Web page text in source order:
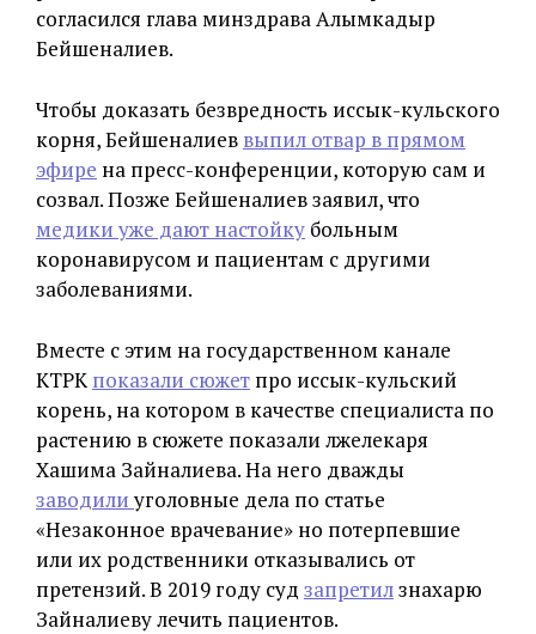
согласился глава минздрава Алымкадыр
Бейшеналиев.
Чтобы доказать безвредность иссык-кульского
корня, Бейшеналиев выпил отвар в прямом
эфире на пресс-конференции, которую сам и
созвал. Позже Бейшеналиев заявил, что
медики уже дают настойку больным
коронавирусом и пациентам с другими
заболеваниями.
Вместе с этим на государственном канале
КТРК показали сюжет про иссык-кульский
корень, на котором в качестве специалиста по
растению в сюжете показали лжелекаря
Хашима Зайналиева. На него дважды
заводилиуголовные дела по статье
«Незаконное врачевание» но потерпевшие
или их родственники отказывались от
претензий. В 2019 году суд запретилзнахарю
Зайналиеву лечить пациентов.